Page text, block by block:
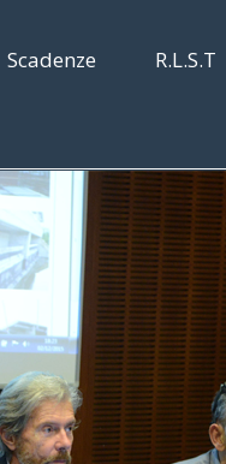
Scadenze R.L.S.T